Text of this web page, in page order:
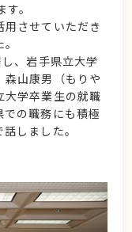
。
させていただき
、岩手県立大学
森山康男（もりや
大学卒業生の就職
の職務にも積極
しました。